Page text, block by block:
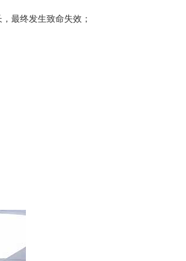
最终发生致命失效；